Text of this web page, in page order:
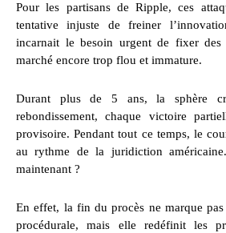
Pour les partisans de Ripple, ces
tentative injuste de freiner
incarnait le besoin urgent de fixer des
marché encore trop flou et immature.
Durant plus de 5 ans, la sphère
rebondissement, chaque victoire
provisoire. Pendant tout ce temps, le
au rythme de la juridiction
maintenant ?
En effet, la fin du procès ne marque
procédurale, mais elle redéfinit les